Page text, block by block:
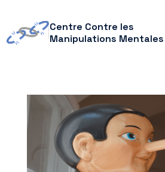
Centre Contre les
Manipulations Mentales